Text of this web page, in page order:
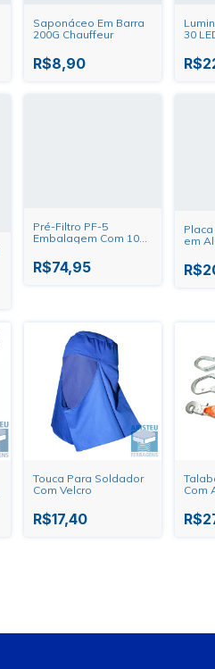
Saponáceo Em Barra
200G Chauffeur
R$8,90
30
Pré-Filtro PF-5
Embalagem Com 100
Carbografite
R$74,95
em
Touca Para Soldador
Com Velcro
R$17,40
Com